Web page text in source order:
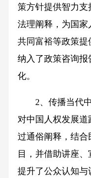
策方针提供智力
法理阐释，为国家
共同富裕等政策
纳入了政策咨询
化。
2、传播当代中
对中国人权发展道
过通俗阐释，结
目，并借助讲座、
提升了公众认知与